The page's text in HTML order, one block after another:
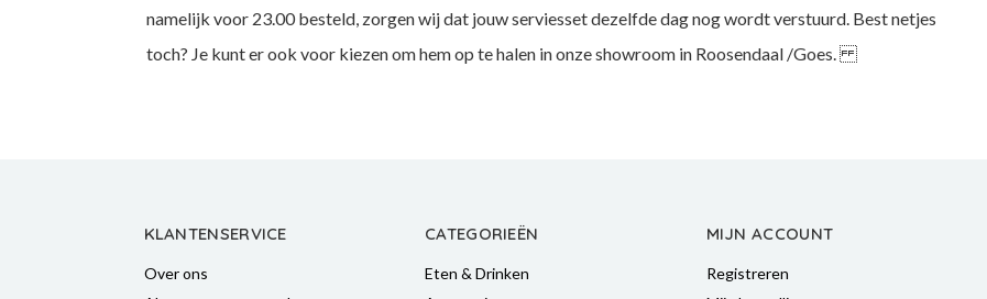
namelijk voor 23.00 besteld, zorgen wij dat jouw serviesset dezelfde dag nog wordt verstuurd. Best netjes
toch? Je kunt er ook voor kiezen om hem op te halen in onze showroom in Roosendaal /Goes.
KLANTENSERVICE
Over ons
CATEGORIEËN
Eten & Drinken
MIJN ACCOUNT
Registreren